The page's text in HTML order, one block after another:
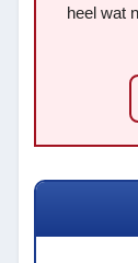
heel wat